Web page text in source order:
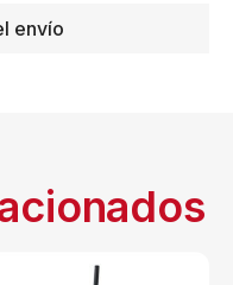
envío